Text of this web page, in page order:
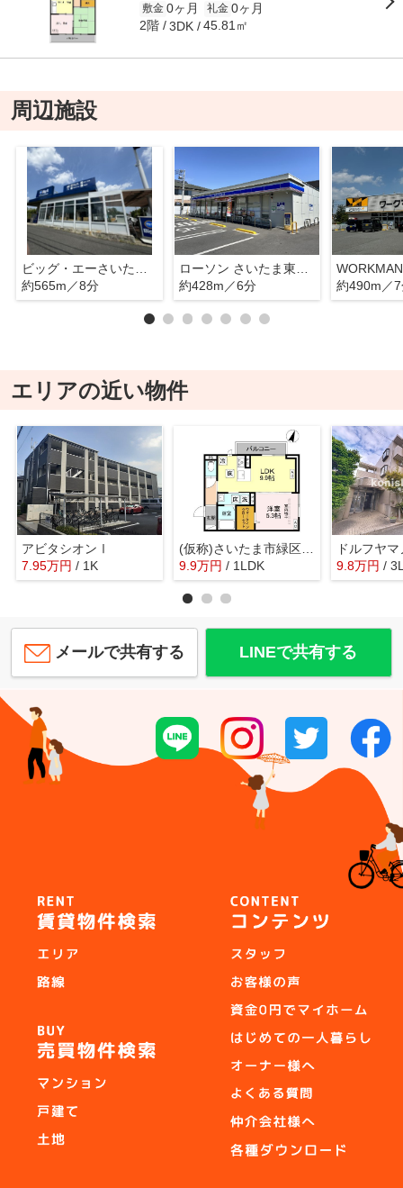
敷金 0ヶ月 礼金 0ヶ月
2階 3DK 45.81㎡
周辺施設
ビッグ・エーさいたま芝原店
約565m／8分
ローソン さいたま東浦和七丁目店
約428m／6分
約490m／
エリアの近い物件
アビタシオンⅠ
7.95万円 / 1K
(仮称)さいたま市緑区浦和美園PJ
9.9万円 / 1LDK
ドルフヤ
9.8万円 /
メールで共有する LINEで共有する